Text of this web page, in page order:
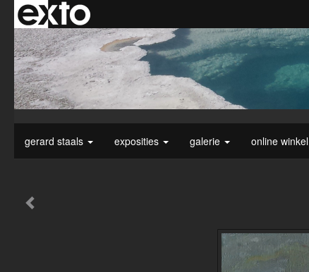
gerard staals exposities galerie online winkel